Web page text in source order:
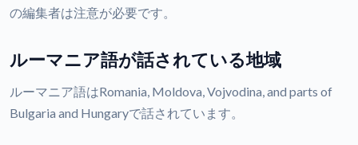
の編集者は注意が必要です。
ルーマニア語が話されている地域
ルーマニア語はRomania, Moldova, Vojvodina, and parts of
Bulgaria and Hungaryで話されています。